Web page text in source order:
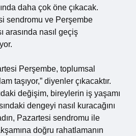
daha çok öne çıkacak.
sendromu ve Perşembe
arasında nasıl geçiş
Perşembe, toplumsal
taşıyor,” diyenler çıkacaktır.
değişim, bireylerin iş yaşamı
dengeyi nasıl kuracağını
Pazartesi sendromu ile
doğru rahatlamanın